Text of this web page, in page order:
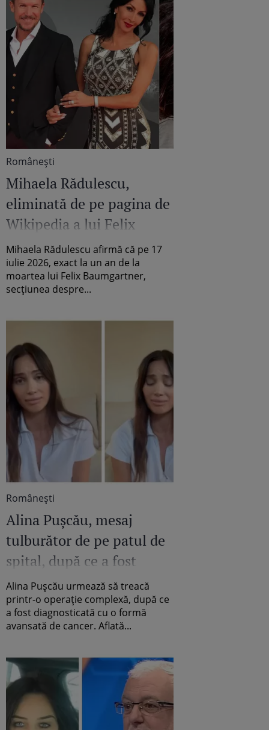
Româneşti
Mihaela Rădulescu,
eliminată de pe pagina de
Wikipedia a lui Felix
Baumgartner: „Am fost
ștearsă complet din
existența lui”
Mihaela Rădulescu afirmă că pe 17
iulie 2026, exact la un an de la
moartea lui Felix Baumgartner,
secțiunea despre...
Româneşti
Alina Pușcău, mesaj
tulburător de pe patul de
spital, după ce a fost
diagnosticata cu cancer.
"Am intrat în metastază.
Este foarte greu pentru
printr-o operație
Alina Pușcău urmează să treacă
printr-o operație complexă, după ce
a fost diagnosticată cu o formă
avansată de cancer. Aflată...